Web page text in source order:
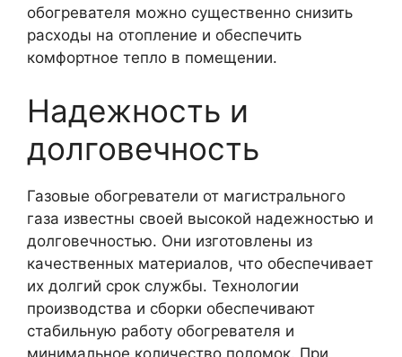
обогревателя можно существенно снизить
расходы на отопление и обеспечить
комфортное тепло в помещении.
Надежность и
долговечность
Газовые обогреватели от магистрального
газа известны своей высокой надежностью и
долговечностью. Они изготовлены из
качественных материалов, что обеспечивает
их долгий срок службы. Технологии
производства и сборки обеспечивают
стабильную работу обогревателя и
минимальное количество поломок. При